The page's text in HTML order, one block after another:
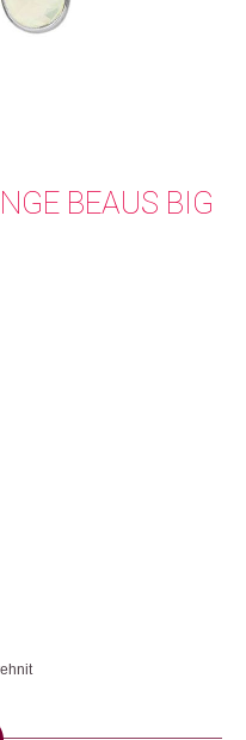
BEAUS BIG
in Indien mit Sorgfalt von Hand